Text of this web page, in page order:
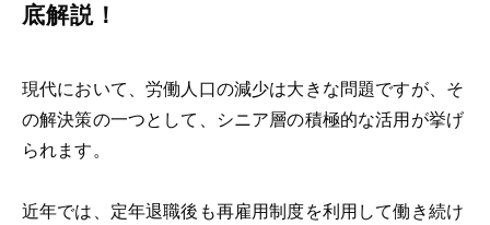
底解説！
現代において、労働人口の減少は大きな問題ですが、そ
の解決策の一つとして、シニア層の積極的な活用が挙げ
られます。
近年では、定年退職後も再雇用制度を利用して働き続け